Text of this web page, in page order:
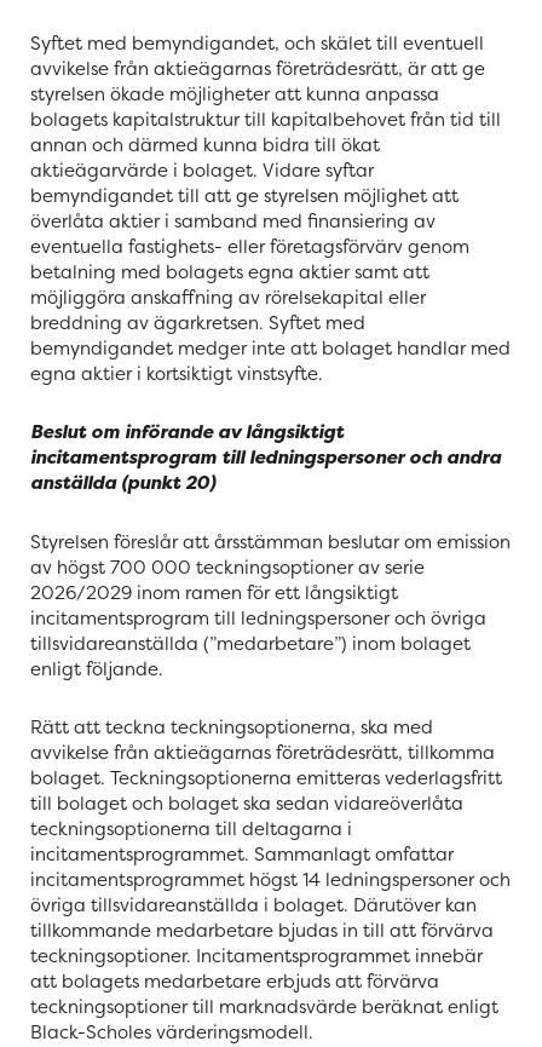
Syftet med bemyndigandet, och skälet till eventuell
avvikelse från aktieägarnas företrädesrätt, är att ge
styrelsen ökade möjligheter att kunna anpassa
bolagets kapitalstruktur till kapitalbehovet från tid till
annan och därmed kunna bidra till ökat
aktieägarvärde i bolaget. Vidare syftar
bemyndigandet till att ge styrelsen möjlighet att
överlåta aktier i samband med finansiering av
eventuella fastighets- eller företagsförvärv genom
betalning med bolagets egna aktier samt att
möjliggöra anskaffning av rörelsekapital eller
breddning av ägarkretsen. Syftet med
bemyndigandet medger inte att bolaget handlar med
egna aktier i kortsiktigt vinstsyfte.
Beslut om införande av långsiktigt
incitamentsprogram till ledningspersoner och andra
anställda (punkt20)
Styrelsen föreslår att årsstämman beslutar om emission
av högst 700 000 teckningsoptioner av serie
2026/2029 inom ramen för ett långsiktigt
incitamentsprogram till ledningspersoner och övriga
tillsvidareanställda (”medarbetare”) inom bolaget
enligt följande.
Rätt att teckna teckningsoptionerna, ska med
avvikelse från aktieägarnas företrädesrätt, tillkomma
bolaget. Teckningsoptionerna emitteras vederlagsfritt
till bolaget och bolaget ska sedan vidareöverlåta
teckningsoptionerna till deltagarna i
incitamentsprogrammet. Sammanlagt omfattar
incitamentsprogrammet högst 14 ledningspersoner och
övriga tillsvidareanställda i bolaget. Därutöver kan
tillkommande medarbetare bjudas in till att förvärva
teckningsoptioner. Incitamentsprogrammet innebär
att bolagets medarbetare erbjuds att förvärva
teckningsoptioner till marknadsvärde beräknat enligt
Black-Scholes värderingsmodell.